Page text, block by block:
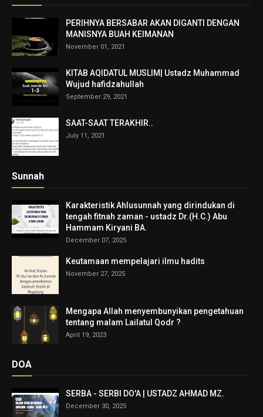
PERIHNYA BERSABAR AKAN DIGANTI DENGAN
MANISNYA BUAH KEIMANAN
November 01, 2021
KITAB AQIDATUL MUSLIM| Ustadz Muhammad
Wujud hafidzahullah
September 29, 2021
SAAT-SAAT TERAKHIR..
July 11, 2021
Sunnah
Karakteristik Ahlusunnah yang dirindukan di
tengah fitnah zaman - ustadz Dr.(H.C.) Abu
Hammam Kiryani BA.
December 07, 2025
Keutamaan mempelajari ilmu hadits
November 27, 2025
Mengapa Allah menyembunyikan pengetahuan
tentang malam Lailatul Qodr ?
April 19, 2023
DOA
SERBA - SERBI DO'A | USTADZ AHMAD MZ.
December 30, 2025